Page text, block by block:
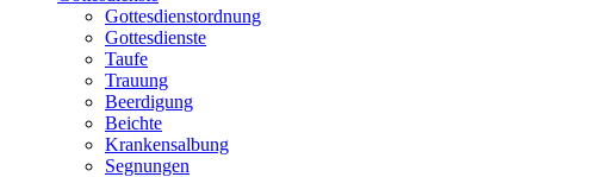
Gottesdienstordnung
Gottesdienste
Taufe
Trauung
Beerdigung
Beichte
Krankensalbung
Segnungen